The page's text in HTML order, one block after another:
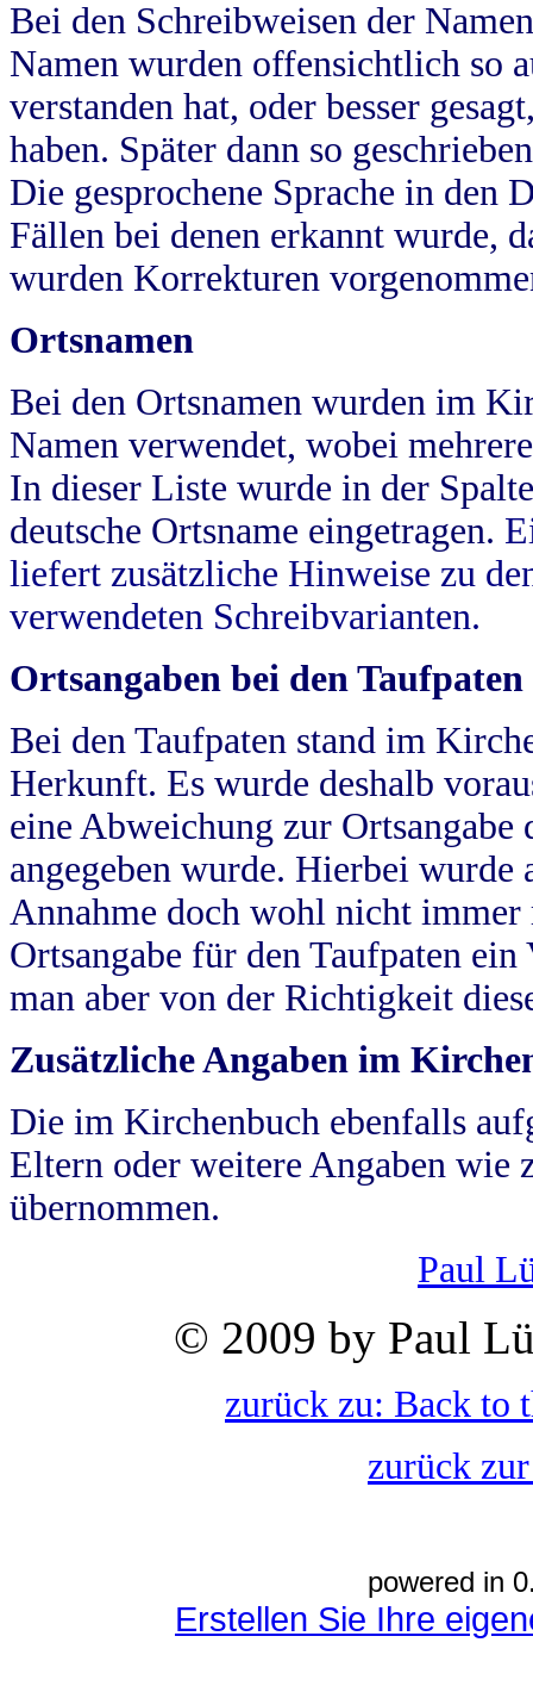
Bei den Schreibweisen der
Namen wurden offensichtlich so
verstanden hat, oder besser
haben. Später dann so
Die gesprochene Sprache in
Fällen bei denen erkannt wurde,
wurden Korrekturen
Ortsnamen
Bei den Ortsnamen wurden im
Namen verwendet, wobei
In dieser Liste wurde in der
deutsche Ortsname eingetragen.
liefert zusätzliche Hinweise zu
verwendeten Schreibvarianten.
Ortsangaben bei den Taufpaten
Bei den Taufpaten stand im
Herkunft. Es wurde deshalb
eine Abweichung zur
angegeben wurde. Hierbei wurde
Annahme doch wohl nicht
Ortsangabe für den Taufpaten
man aber von der Richtigkeit
Zusätzliche Angaben im
Die im Kirchenbuch ebenfalls
Eltern oder weitere Angaben wie
übernommen.
Paul
© 2009 by Paul
zurück zu: Back to
zurück
powered in
Erstellen Sie Ihre